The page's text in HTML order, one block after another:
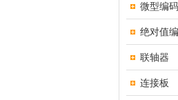
微型编
绝对值
联轴器
连接板